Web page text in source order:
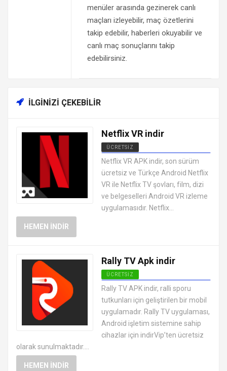
menüler arasında gezinerek canlı
maçları izleyebilir, maç özetlerini
takip edebilir, haberleri okuyabilir ve
canlı maç sonuçlarını takip
edebilirsiniz.
İLGINIZI ÇEKEBILIR
Netflix VR indir
ÜCRETSIZ
ANDROID CANLI TV MAÇ İZLEME
UYGULAMALARI APK
Netflix VR APK indir, son sürüm
ücretsiz ve Türkçe Android Netflix
VR ile Netflix TV şovları, film, dizi
ve belgeselleri Android VR izleme
uygulamasıdır. Netflix...
HEMEN İNDIR
Rally TV Apk indir
ÜCRETSIZ
ANDROID CANLI TV MAÇ İZLEME
UYGULAMALARI APK
Rally TV APK indir, ralli sporu
tutkunları için geliştirilen bir mobil
uygulamadır. Rally TV uygulaması,
Android işletim sistemine sahip
cihazlar için indirVip’ten ücretsiz
olarak sunulmaktadır....
HEMEN İNDIR